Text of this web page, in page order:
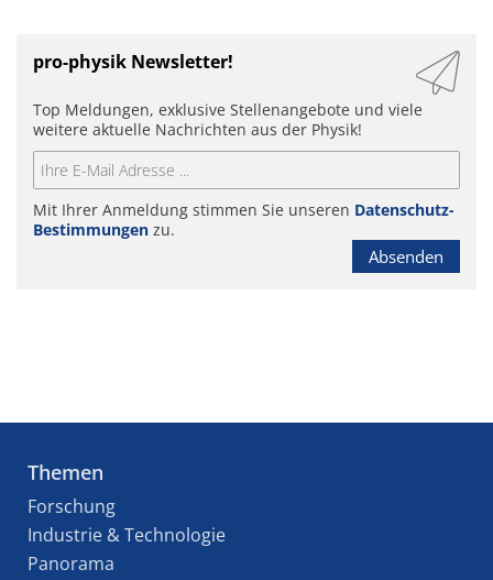
pro-physik Newsletter!
Top Meldungen, exklusive Stellenangebote und viele
weitere aktuelle Nachrichten aus der Physik!
Mit Ihrer Anmeldung stimmen Sie unseren Datenschutz-
Bestimmungen zu.
Absenden
Themen
Forschung
Industrie & Technologie
Panorama